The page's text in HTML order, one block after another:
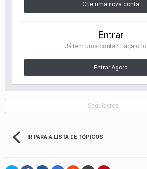
Crie uma nova conta
Entrar
Já tem uma conta? Faça o
Entrar Agora
Seguidores
IR PARA A LISTA DE TÓPICOS